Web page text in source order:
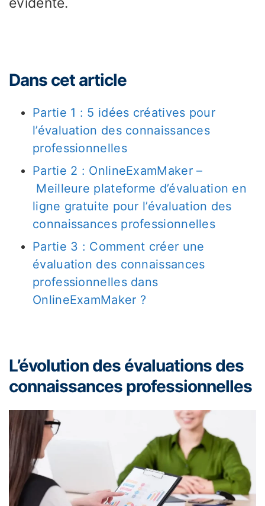
Dans cet article
Partie 1 : 5 idées créatives pour
l’évaluation des connaissances
professionnelles
Partie 2 : OnlineExamMaker –
Meilleure plateforme d’évaluation en
ligne gratuite pour l’évaluation des
connaissances professionnelles
Partie 3 : Comment créer une
évaluation des connaissances
professionnelles dans
OnlineExamMaker ?
L’évolution des évaluations des
connaissances professionnelles